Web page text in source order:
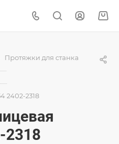
Протяжки для станка
—
2402-2318
2318